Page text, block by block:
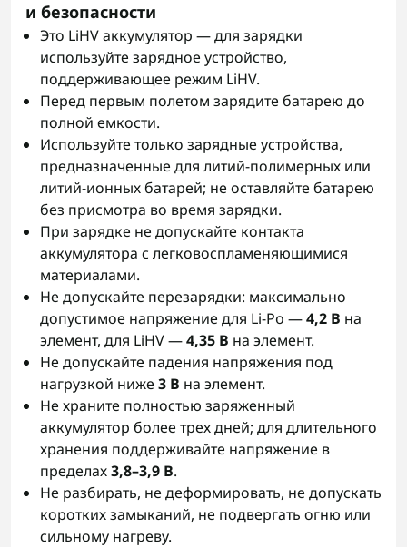
и безопасности
Это LiHV аккумулятор — для зарядки
используйте зарядное устройство,
поддерживающее режим LiHV.
Перед первым полетом зарядите батарею до
полной емкости.
Используйте только зарядные устройства,
предназначенные для литий-полимерных или
литий-ионных батарей; не оставляйте батарею
без присмотра во время зарядки.
При зарядке не допускайте контакта
аккумулятора с легковоспламеняющимися
материалами.
Не допускайте перезарядки: максимально
допустимое напряжение для Li-Po —4,2 В на
элемент, для LiHV —4,35 В на элемент.
Не допускайте падения напряжения под
нагрузкой ниже 3 В на элемент.
Не храните полностью заряженный
аккумулятор более трех дней; для длительного
хранения поддерживайте напряжение в
пределах3,8–3,9 В.
Не разбирать, не деформировать, не допускать
коротких замыканий, не подвергать огню или
сильному нагреву.